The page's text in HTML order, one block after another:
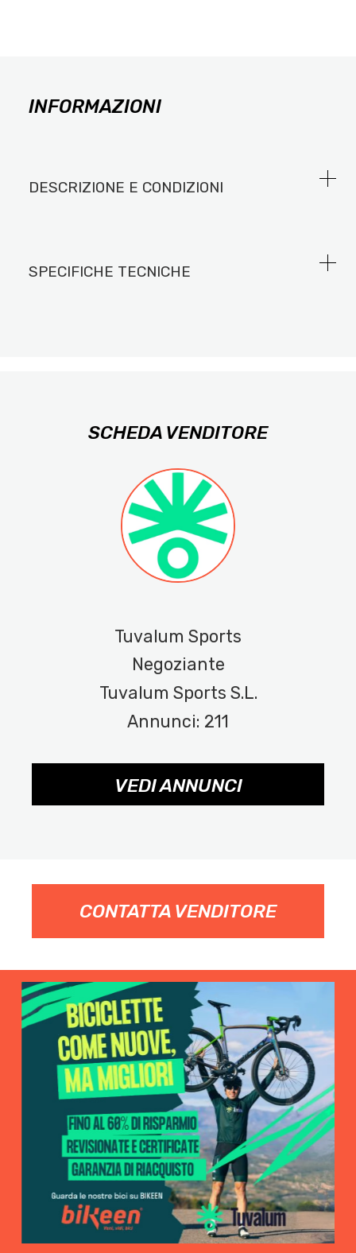
INFORMAZIONI
DESCRIZIONE E CONDIZIONI
SPECIFICHE TECNICHE
SCHEDA VENDITORE
Tuvalum Sports
Negoziante
Tuvalum Sports S.L.
Annunci: 211
VEDI ANNUNCI
CONTATTA VENDITORE